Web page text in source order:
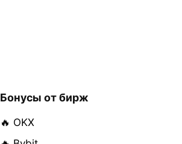
Бонусы от бирж
🔥 OKX